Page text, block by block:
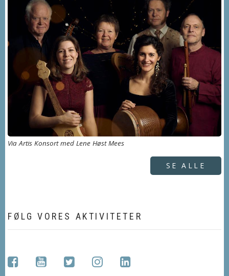
Via Artis Konsort med Lene Høst Mees
SE ALLE
FØLG VORES AKTIVITETER
facebookyoutubetwitterinstagramlinkedin